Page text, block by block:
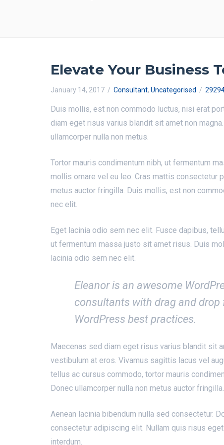
Elevate Your Business
January 14, 2017 Consultant, Uncategorised
Duis mollis, est non commodo luctus, nisi erat
diam eget risus varius blandit sit amet non
ullamcorper nulla non metus.
Tortor mauris condimentum nibh, ut fermentum
mollis ornare vel eu leo. Cras mattis consectetur
metus auctor fringilla. Duis mollis, est non
nec elit.
Eget lacinia odio sem nec elit. Fusce dapibus,
ut fermentum massa justo sit amet risus. Duis
lacinia odio sem nec elit.
Eleanor is an awesome
consultants with drag and
WordPress best practices.
Maecenas sed diam eget risus varius blandit sit
vestibulum at eros. Vivamus sagittis lacus vel
tellus ac cursus commodo, tortor mauris
Donec ullamcorper nulla non metus auctor fringilla.
Aenean lacinia bibendum nulla sed consectetur.
consectetur adipiscing elit. Nullam quis risus
interdum.